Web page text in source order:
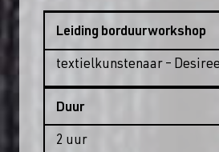
Leiding borduurworkshop
textielkunstenaar –
Duur
2 uur